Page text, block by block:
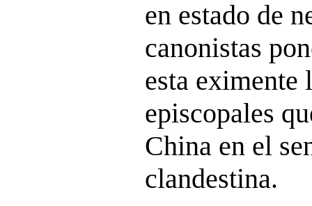
en estado de
canonistas
esta eximente
episcopales
China en el
clandestina.